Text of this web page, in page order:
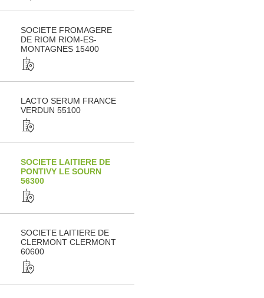
SOCIETE FROMAGERE
DE RIOM RIOM-ES-
MONTAGNES 15400
LACTO SERUM FRANCE
VERDUN 55100
SOCIETE LAITIERE DE
PONTIVY LE SOURN
56300
SOCIETE LAITIERE DE
CLERMONT CLERMONT
60600